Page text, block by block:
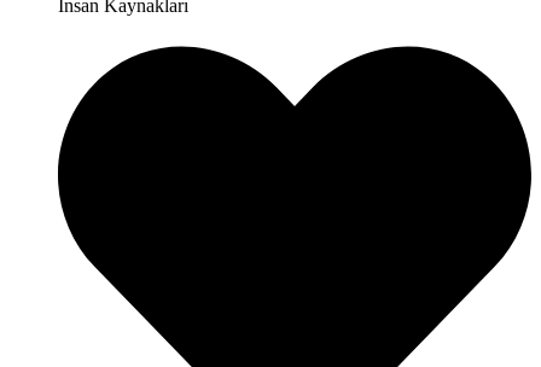
İnsan Kaynakları